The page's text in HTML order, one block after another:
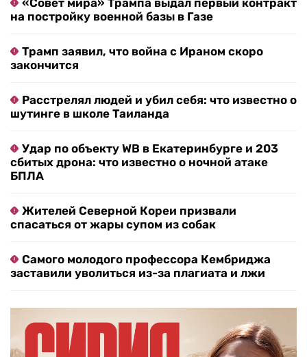
«Совет мира» Трампа выдал первый контракт
на постройку военной базы в Газе
Трамп заявил, что война с Ираном скоро
закончится
Расстрелял людей и убил себя: что известно о
шутинге в школе Таиланда
Удар по объекту WB в Екатеринбурге и 203
сбитых дрона: что известно о ночной атаке
БПЛА
Жителей Северной Кореи призвали
спасаться от жары супом из собак
Самого молодого профессора Кембриджа
заставили уволиться из-за плагиата и лжи